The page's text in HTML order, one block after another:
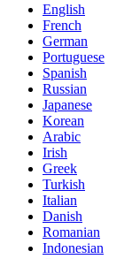
English
French
German
Portuguese
Spanish
Russian
Japanese
Korean
Arabic
Irish
Greek
Turkish
Italian
Danish
Romanian
Indonesian